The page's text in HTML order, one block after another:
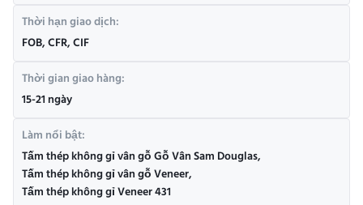
Thời hạn giao dịch:
FOB, CFR, CIF
Thời gian giao hàng:
15-21 ngày
Làm nổi bật:
Tấm thép không gỉ vân gỗ Gỗ Vân Sam Douglas,
Tấm thép không gỉ vân gỗ Veneer,
Tấm thép không gỉ Veneer 431